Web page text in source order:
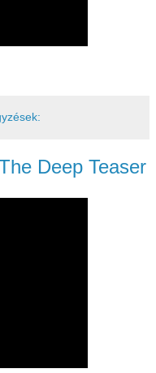
Deep Teaser